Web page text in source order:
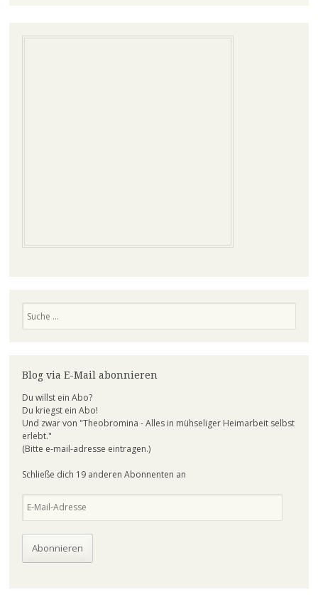
Blog via E-Mail abonnieren
Du willst ein Abo?
Du kriegst ein Abo!
Und zwar von "Theobromina - Alles in mühseliger Heimarbeit selbst
erlebt."
(Bitte e-mail-adresse eintragen.)
Schließe dich 19 anderen Abonnenten an
Mail-
Abonnieren